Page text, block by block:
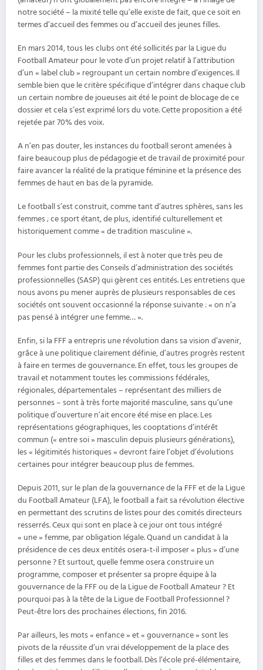
notre société – la mixité telle qu’elle existe de fait, que ce soit en
termes d’accueil des femmes ou d’accueil des jeunes filles.
En mars 2014, tous les clubs ont été sollicités par la Ligue du
Football Amateur pour le vote d’un projet relatif à l’attribution
d’un « label club » regroupant un certain nombre d’exigences. Il
semble bien que le critère spécifique d’intégrer dans chaque club
un certain nombre de joueuses ait été le point de blocage de ce
dossier et cela s’est exprimé lors du vote. Cette proposition a été
rejetée par 70% des voix.
A n’en pas douter, les instances du football seront amenées à
faire beaucoup plus de pédagogie et de travail de proximité pour
faire avancer la réalité de la pratique féminine et la présence des
femmes de haut en bas de la pyramide.
Le football s’est construit, comme tant d’autres sphères, sans les
femmes ; ce sport étant, de plus, identifié culturellement et
historiquement comme « de tradition masculine ».
Pour les clubs professionnels, il est à noter que très peu de
femmes font partie des Conseils d’administration des sociétés
professionnelles (SASP) qui gèrent ces entités. Les entretiens que
nous avons pu mener auprès de plusieurs responsables de ces
sociétés ont souvent occasionné la réponse suivante : « on n’a
pas pensé à intégrer une femme… ».
Enfin, si la FFF a entrepris une révolution dans sa vision d’avenir,
grâce à une politique clairement définie, d’autres progrès restent
à faire en termes de gouvernance. En effet, tous les groupes de
travail et notamment toutes les commissions fédérales,
régionales, départementales – représentant des milliers de
personnes – sont à très forte majorité masculine, sans qu’une
politique d’ouverture n’ait encore été mise en place. Les
représentations géographiques, les cooptations d’intérêt
commun (« entre soi » masculin depuis plusieurs générations),
les « légitimités historiques » devront faire l’objet d’évolutions
certaines pour intégrer beaucoup plus de femmes.
Depuis 2011, sur le plan de la gouvernance de la FFF et de la Ligue
du Football Amateur (LFA), le football a fait sa révolution élective
en permettant des scrutins de listes pour des comités directeurs
resserrés. Ceux qui sont en place à ce jour ont tous intégré
« une » femme, par obligation légale. Quand un candidat à la
présidence de ces deux entités osera-t-il imposer « plus » d’une
personne ? Et surtout, quelle femme osera construire un
programme, composer et présenter sa propre équipe à la
gouvernance de la FFF ou de la Ligue de Football Amateur ? Et
pourquoi pas à la tête de la Ligue de Football Professionnel ?
Peut-être lors des prochaines élections, fin 2016.
Par ailleurs, les mots « enfance » et « gouvernance » sont les
pivots de la réussite d’un vrai développement de la place des
filles et des femmes dans le football. Dès l’école pré-élémentaire,